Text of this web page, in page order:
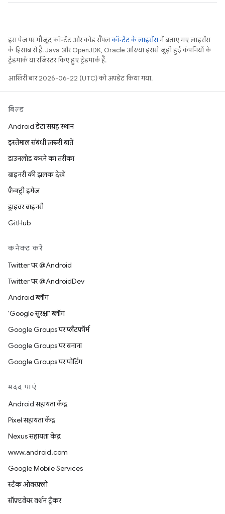
इस पेज पर मौजूद कॉन्टेंट और कोड सैंपलकॉन्टेंट के लाइसेंसमें बताए गए लाइसेंस
के हिसाब से हैं. Java और OpenJDK, Oracle और/या इससे जुड़ी हुई कंपनियों के
ट्रेडमार्क या रजिस्टर किए हुए ट्रेडमार्क हैं.
आखिरी बार 2026-06-22 (UTC) को अपडेट किया गया.
बिल्ड
Android डेटा संग्रह स्थान
इस्तेमाल संबंधी ज़रूरी बातें
डाउनलोड करने का तरीका
बाइनरी की झलक देखें
फ़ैक्ट्री इमेज
ड्राइवर बाइनरी
GitHub
कनेक्ट करें
Twitter पर @Android
Twitter पर @AndroidDev
Android ब्लॉग
'Google सुरक्षा' ब्लॉग
Google Groups पर प्लैटफ़ॉर्म
Google Groups पर बनाना
Google Groups पर पोर्टिंग
मदद पाएं
Android सहायता केंद्र
Pixel सहायता केंद्र
Nexus सहायता केंद्र
www.android.com
Google Mobile Services
स्टैक ओवरफ़्लो
सॉफ़्टवेयर वर्शन ट्रैकर